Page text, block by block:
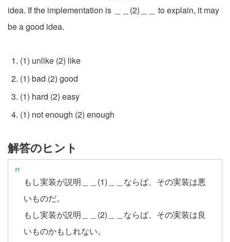
idea. If the implementation is ＿＿(2)＿＿ to explain, it may
be a good idea.
(1) unlike (2) like
(1) bad (2) good
(1) hard (2) easy
(1) not enough (2) enough
解答のヒント
もし実装が説明＿＿(1)＿＿ならば、その実装は悪
いものだ。
もし実装が説明＿＿(2)＿＿ならば、その実装は良
いものかもしれない。